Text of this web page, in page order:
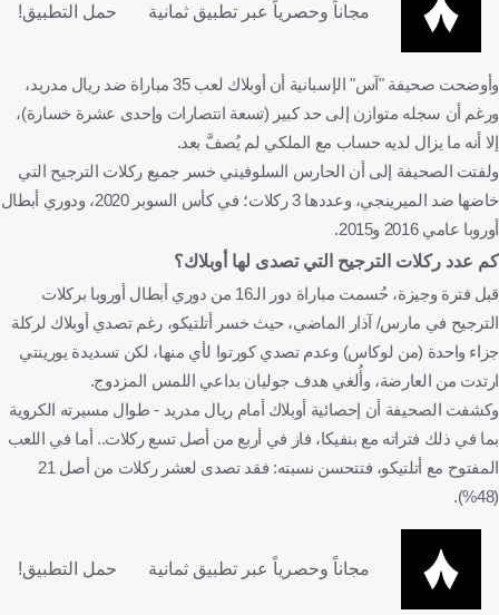
مجاناً وحصرياً عبر تطبيق ثمانية حمل التطبيق!
وأوضحت صحيفة "آس" الإسبانية أن أوبلاك لعب 35 مباراة ضد ريال مدريد،
ورغم أن سجله متوازن إلى حد كبير (تسعة انتصارات وإحدى عشرة خسارة)،
إلا أنه ما يزال لديه حساب مع الملكي لم يُصفَّ بعد.
ولفتت الصحيفة إلى أن الحارس السلوفيني خسر جميع ركلات الترجيح التي
خاضها ضد الميرينجي، وعددها 3 ركلات؛ في كأس السوبر 2020، ودوري أبطال
أوروبا عامي 2016 و2015.
كم عدد ركلات الترجيح التي تصدى لها أوبلاك؟
قبل فترة وجيزة، حُسمت مباراة دور الـ16 من دوري أبطال أوروبا بركلات
الترجيح في مارس/ آذار الماضي، حيث خسر أتلتيكو، رغم تصدي أوبلاك لركلة
جزاء واحدة (من لوكاس) وعدم تصدي كورتوا لأي منها، لكن تسديدة يورينتي
ارتدت من العارضة، وأُلغي هدف جوليان بداعي اللمس المزدوج.
وكشفت الصحيفة أن إحصائية أوبلاك أمام ريال مدريد - طوال مسيرته الكروية
بما في ذلك فتراته مع بنفيكا، فاز في أربع من أصل تسع ركلات.. أما في اللعب
المفتوح مع أتلتيكو، فتتحسن نسبته: فقد تصدى لعشر ركلات من أصل 21
(48%).
مجاناً وحصرياً عبر تطبيق ثمانية حمل التطبيق!